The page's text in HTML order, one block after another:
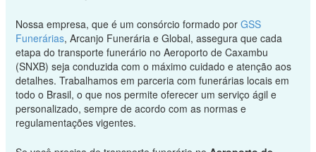
Nossa empresa, que é um consórcio formado por GSS
Funerárias, Arcanjo Funerária e Global, assegura que cada
etapa do transporte funerário no Aeroporto de Caxambu
(SNXB) seja conduzida com o máximo cuidado e atenção aos
detalhes. Trabalhamos em parceria com funerárias locais em
todo o Brasil, o que nos permite oferecer um serviço ágil e
personalizado, sempre de acordo com as normas e
regulamentações vigentes.